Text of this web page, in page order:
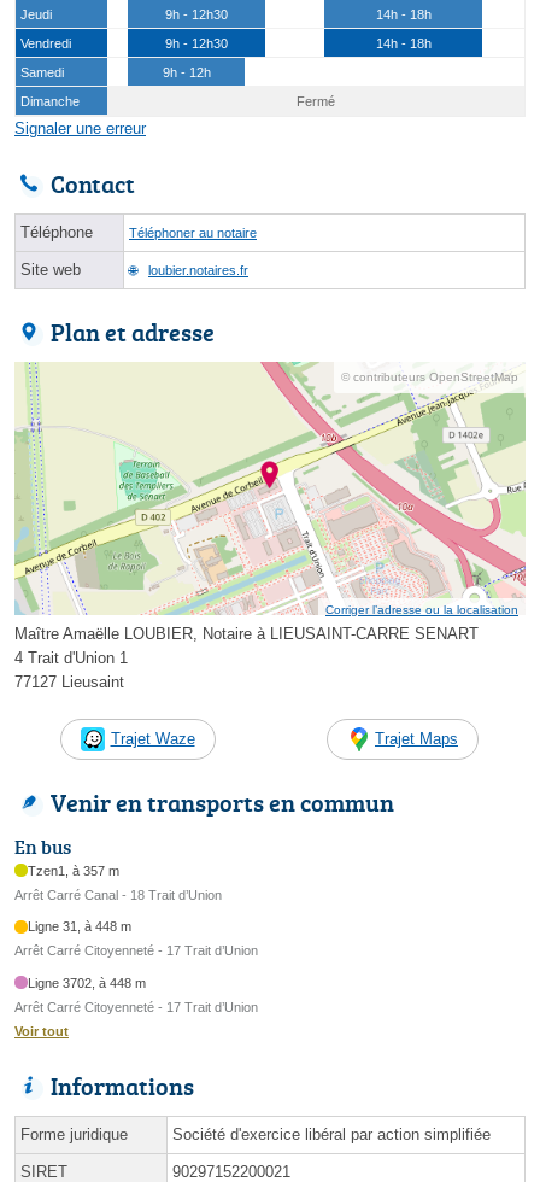
Jeudi
9h - 12h30
14h - 18h
Vendredi
9h - 12h30
14h - 18h
Samedi
9h - 12h
Dimanche
Fermé
Signaler une erreur
Contact
Téléphone Téléphoner au notaire
Site web loubier.notaires.fr
Plan et adresse
© contributeurs OpenStreetMap
Corriger l’adresse ou la localisation
Maître Amaëlle LOUBIER, Notaire à LIEUSAINT-CARRE SENART
4 Trait d'Union 1
77127 Lieusaint
Trajet Waze Trajet Maps
Venir en transports en commun
En bus
Tzen1, à 357 m
Arrêt Carré Canal - 18 Trait d’Union
Ligne 31, à 448 m
Arrêt Carré Citoyenneté - 17 Trait d’Union
Ligne 3702, à 448 m
Arrêt Carré Citoyenneté - 17 Trait d’Union
Voir tout
Informations
Forme juridique Société d'exercice libéral par action simplifiée
SIRET 90297152200021